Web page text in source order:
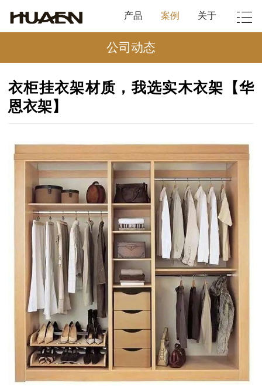
产品 案例 关于
公司动态
衣柜挂衣架材质，我选实木衣架【华
恩衣架】